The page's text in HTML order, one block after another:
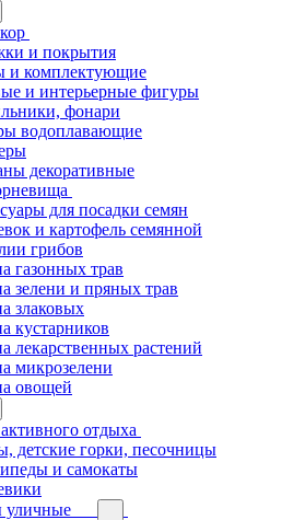
и покрытия
и комплектующие
и интерьерные фигуры
фонари
водоплавающие
декоративные
для посадки семян
и картофель семянной
грибов
газонных трав
зелени и пряных трав
злаковых
кустарников
лекарственных растений
микрозелени
овощей
отдыха
детские горки, песочницы
и самокаты
уличные